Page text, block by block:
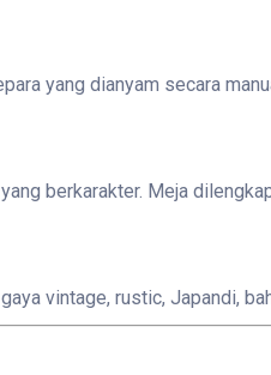
yang dianyam secara
berkarakter. Meja
vintage, rustic, Japandi,